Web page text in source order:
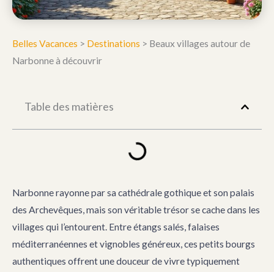
Belles Vacances > Destinations > Beaux villages autour de
Narbonne à découvrir
Table des matières
Narbonne rayonne par sa cathédrale gothique et son palais
des Archevêques, mais son véritable trésor se cache dans les
villages qui l’entourent. Entre étangs salés, falaises
méditerranéennes et vignobles généreux, ces petits bourgs
authentiques offrent une douceur de vivre typiquement